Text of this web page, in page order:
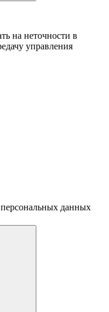
на неточности в
управления
персональных данных